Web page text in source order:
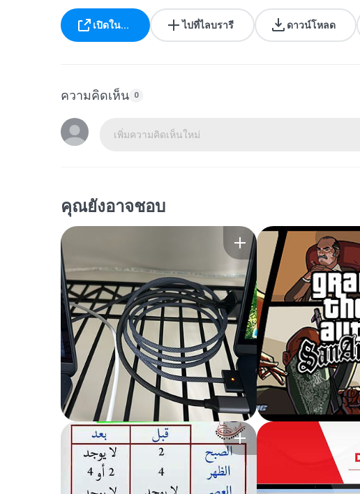
เปิดใน... ไปที่ไลบรารี ดาวน์โหลด
ความคิดเห็น 0
เพิ่มความคิดเห็นใหม่
คุณยังอาจชอบ